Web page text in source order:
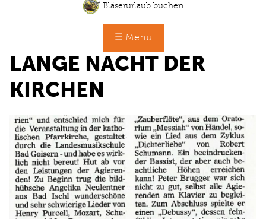
Bläserurlaub buchen
☰ Menu
LANGE NACHT DER
KIRCHEN